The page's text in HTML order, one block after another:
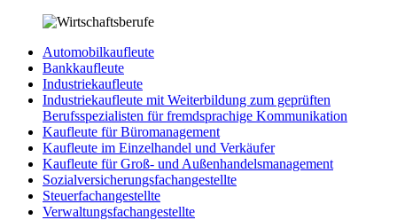
Automobilkaufleute
Bankkaufleute
Industriekaufleute
Industriekaufleute mit Weiterbildung zum geprüften
Berufsspezialisten für fremdsprachige Kommunikation
Kaufleute für Büromanagement
Kaufleute im Einzelhandel und Verkäufer
Kaufleute für Groß- und Außenhandelsmanagement
Sozialversicherungsfachangestellte
Steuerfachangestellte
Verwaltungsfachangestellte